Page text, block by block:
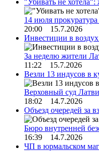
"Убивать не
14 июля
20:00 15.7.2026
Инвестиции в
За неделю жители
11:22 15.7.2026
Везли 13 индусов в
Верховный суд
18:02 14.7.2026
Объезд очередей за
Бюро внутренней
16:39 14.7.2026
ЧП в юрмальском